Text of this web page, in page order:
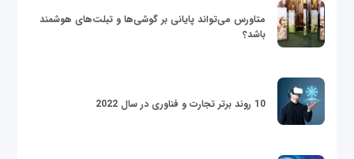
متاورس می‌تواند پایانی بر گوشی‌ها و تبلت‌های هوشمند
باشد؟
10 روند برتر تجارت و فناوری در سال 2022